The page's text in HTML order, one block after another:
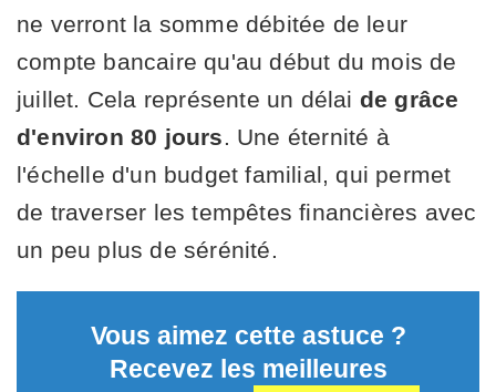
ne verront la somme débitée de leur
compte bancaire qu'au début du mois de
juillet. Cela représente un délai de grâce
d'environ 80 jours. Une éternité à
l'échelle d'un budget familial, qui permet
de traverser les tempêtes financières avec
un peu plus de sérénité.
Vous aimez cette astuce ?
Recevez les meilleures